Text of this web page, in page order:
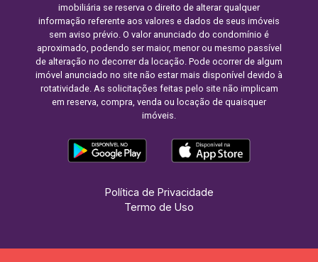
imobiliária se reserva o direito de alterar qualquer
informação referente aos valores e dados de seus imóveis
sem aviso prévio. O valor anunciado do condomínio é
aproximado, podendo ser maior, menor ou mesmo passível
de alteração no decorrer da locação. Pode ocorrer de algum
imóvel anunciado no site não estar mais disponível devido à
rotatividade. As solicitações feitas pelo site não implicam
em reserva, compra, venda ou locação de quaisquer
imóveis.
Política de Privacidade
Termo de Uso